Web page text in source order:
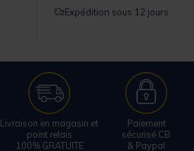
Expédition sous 12 jours
Livraison en magasin et
point relais
100% GRATUITE
Paiement
sécurisé CB
& Paypal